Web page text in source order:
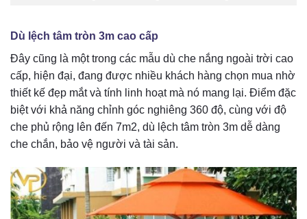
Dù lệch tâm tròn 3m cao cấp
Đây cũng là một trong các mẫu dù che nắng ngoài trời cao
cấp, hiện đại, đang được nhiều khách hàng chọn mua nhờ
thiết kế đẹp mắt và tính linh hoạt mà nó mang lại. Điểm đặc
biệt với khả năng chỉnh góc nghiêng 360 độ, cùng với độ
che phủ rộng lên đến 7m2, dù lệch tâm tròn 3m dễ dàng
che chắn, bảo vệ người và tài sản.